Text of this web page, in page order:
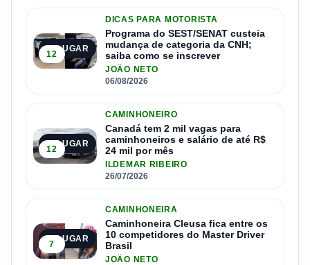
3º LUGAR
12
DICAS PARA MOTORISTA
Programa do SEST/SENAT custeia
mudança de categoria da CNH;
saiba como se inscrever
JOÃO NETO
06/08/2026
4º LUGAR
12
CAMINHONEIRO
Canadá tem 2 mil vagas para
caminhoneiros e salário de até R$
24 mil por mês
ILDEMAR RIBEIRO
26/07/2026
5º LUGAR
7
CAMINHONEIRA
Caminhoneira Cleusa fica entre os
10 competidores do Master Driver
Brasil
JOÃO NETO